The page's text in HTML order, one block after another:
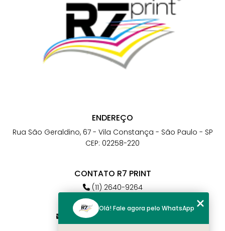
ENDEREÇO
Rua São Geraldino, 67 - Vila Constança - São Paulo - SP
CEP: 02258-220
CONTATO R7 PRINT
(11) 2640-9264
(11) 98784-6664
atendimento@r7print.com.br
Olá! Fale agora pelo WhatsApp